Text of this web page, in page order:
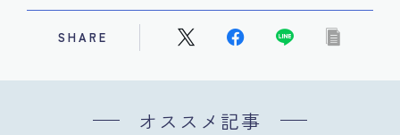
SHARE
オススメ記事